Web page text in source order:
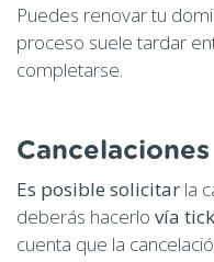
Puedes renovar tu
proceso suele tardar
completarse.
Cancelaciones
Es posible solicitar la
deberás hacerlo vía
cuenta que la